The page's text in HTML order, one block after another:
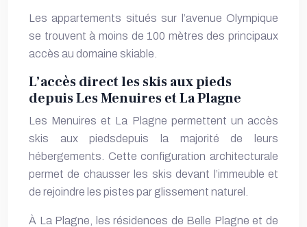
Les appartements situés sur l’avenue Olympique
se trouvent à moins de 100 mètres des principaux
accès au domaine skiable.
L’accès direct les skis aux pieds
depuis Les Menuires et La Plagne
Les Menuires et La Plagne permettent un accès
skis aux piedsdepuis la majorité de leurs
hébergements. Cette configuration architecturale
permet de chausser les skis devant l’immeuble et
de rejoindre les pistes par glissement naturel.
À La Plagne, les résidences de Belle Plagne et de